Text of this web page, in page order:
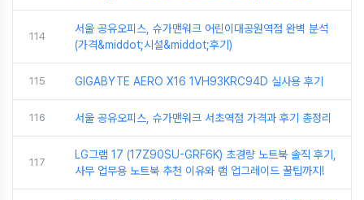
114
서울 공유오피스, 슈가맨워크 어린이대공원역점 완벽 분석
(가격&middot;시설&middot;후기)
115 GIGABYTE AERO X16 1VH93KRC94D 실사용 후기
116 서울 공유오피스, 슈가맨워크 서초역점 가격과 후기 총정리
117
LG그램 17 (17Z90SU-GRF6K) 초경량 노트북 솔직 후기,
사무 업무용 노트북 추천 이유와 램 업그레이드 꿀팁까지!